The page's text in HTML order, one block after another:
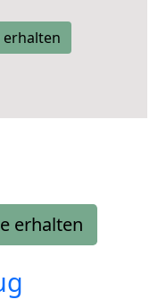
erhalten
erhalten